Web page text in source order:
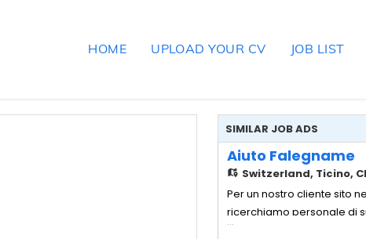
HOME UPLOAD YOUR CV JOB LIST
SIMILAR JOB ADS
Aiuto Falegname
Switzerland, Ticino,
Per un nostro cliente sito
ricerchiamo personale di
squadre di montaggio di
...